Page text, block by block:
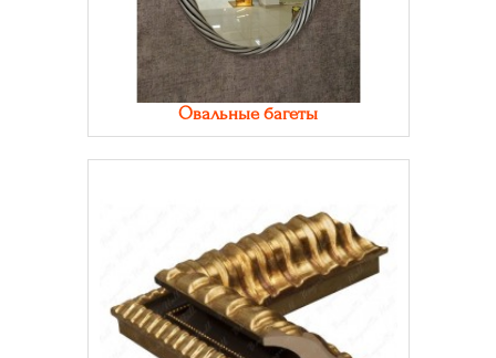
Овальные багеты